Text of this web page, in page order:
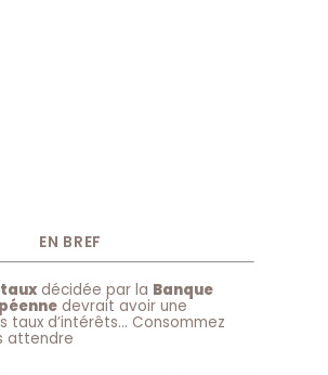
EN BREF
décidée par la Banque
devrait avoir une
taux d’intérêts… Consommez
attendre